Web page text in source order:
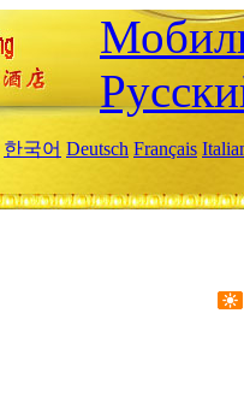
한국어 Deutsch Français